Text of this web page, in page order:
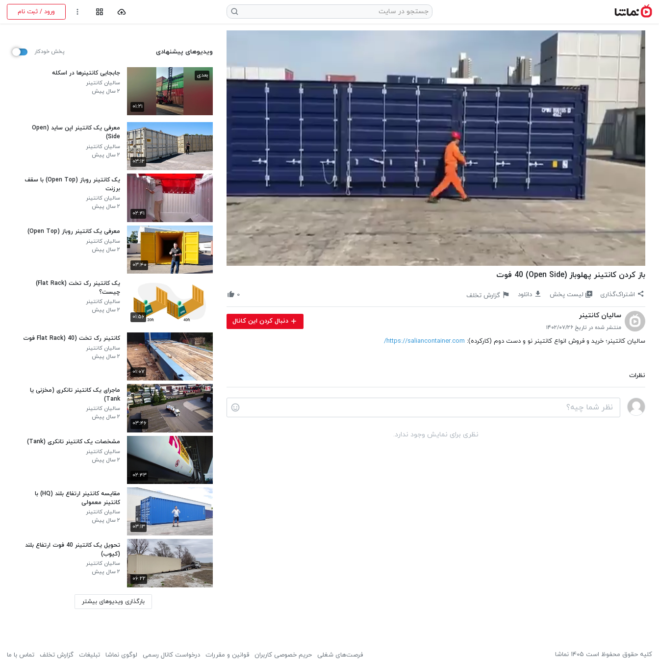
ورود / ثبت نام
باز کردن کانتینر پهلوباز (Open Side) 40 فوت
اشتراک‌گذاری لیست پخش دانلود گزارش تخلف ۰
سالیان کانتینر
منتشر شده در تاریخ ۱۴۰۲/۰۷/۲۶
دنبال کردن این کانال
سالیان کانتینر؛ خرید و فروش انواع کانتینر نو و دست دوم (کارکرده): https://saliancontainer.com/
نظرات
نظری برای نمایش وجود ندارد.
ویدیوهای پیشنهادی پخش خودکار
۰۱:۲۱
بعدی جابجایی کانتینرها در اسکله
سالیان کانتینر
۲ سال پیش
۰۳:۱۲
معرفی یک کانتینر اپن ساید (Open
Side)
سالیان کانتینر
۲ سال پیش
۰۲:۴۱
یک کانتینر روباز (Open Top) با سقف
برزنت
سالیان کانتینر
۲ سال پیش
۰۳:۴۰
معرفی یک کانتینر روباز (Open Top)
سالیان کانتینر
۲ سال پیش
۰۱:۵۶
یک کانتینر رک تخت (Flat Rack)
چیست؟
سالیان کانتینر
۲ سال پیش
۰۱:۰۷
کانتینر رک تخت (Flat Rack) 40 فوت
سالیان کانتینر
۲ سال پیش
۰۳:۴۶
ماجرای یک کانتینر تانکری (مخزنی یا
Tank)
سالیان کانتینر
۲ سال پیش
۰۲:۴۳
مشخصات یک کانتینر تانکری (Tank)
سالیان کانتینر
۲ سال پیش
۰۳:۱۳
مقایسه کانتینر ارتفاع بلند (HQ) با
کانتینر معمولی
سالیان کانتینر
۲ سال پیش
۰۶:۲۲
تحویل یک کانتینر 40 فوت ارتفاع بلند
(کیوب)
سالیان کانتینر
۲ سال پیش
بارگذاری ویدیوهای بیشتر
کلیه حقوق محفوظ است ۱۴۰۵ نماشا فرصت‌های شغلی حریم خصوصی کاربران قوانین و مقررات درخواست کانال رسمی لوگوی نماشا تبلیغات گزارش تخلف تماس با ما